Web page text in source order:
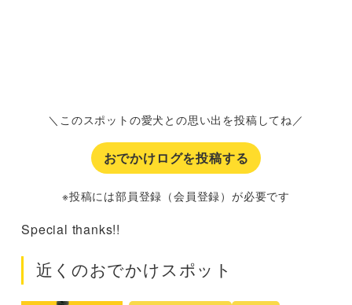
＼このスポットの愛犬との思い出を投稿してね／
おでかけログを投稿する
※投稿には部員登録（会員登録）が必要です
Special thanks!!
近くのおでかけスポット